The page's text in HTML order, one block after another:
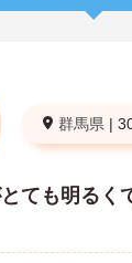
群馬県 |
ても明るく